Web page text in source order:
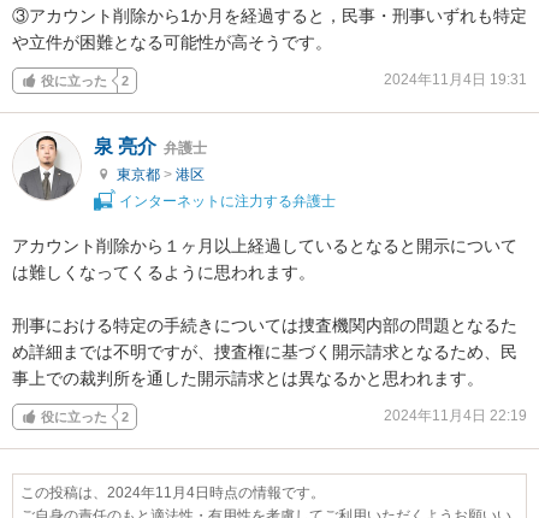
③アカウント削除から1か月を経過すると，民事・刑事いずれも特定
や立件が困難となる可能性が高そうです。
役に立った 2 2024年11月4日 19:31
泉 亮介 弁護士
東京都 > 港区
インターネットに注力する弁護士
アカウント削除から１ヶ月以上経過しているとなると開示について
は難しくなってくるように思われます。
刑事における特定の手続きについては捜査機関内部の問題となるた
め詳細までは不明ですが、捜査権に基づく開示請求となるため、民
事上での裁判所を通した開示請求とは異なるかと思われます。
役に立った 2 2024年11月4日 22:19
この投稿は、2024年11月4日時点の情報です。